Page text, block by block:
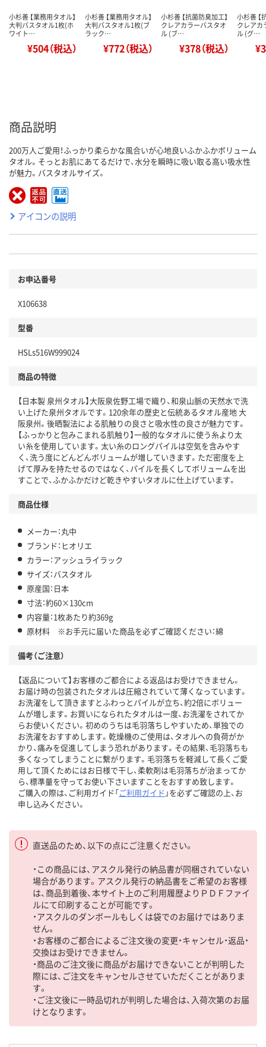
小杉善 【業務用タオル】
大判バスタオル1枚(ホ
ワイト…
¥504（税込）
小杉善 【業務用タオル】
大判バスタオル1枚(ブ
ラック…
¥772（税込）
小杉善 【抗菌防臭加工】
クレアカラーバスタオ
ル (ブ…
¥378（税込）
小杉善 【
クレアカ
ル (グ…
商品説明
200万人ご愛用！ふっかり柔らかな風合いが心地良いふかふかボリューム
タオル。そっとお肌にあてるだけで、水分を瞬時に吸い取る高い吸水性
が魅力。バスタオルサイズ。
アイコンの説明
お申込番号
X106638
型番
HSLs516W999024
商品の特徴
【日本製 泉州タオル】大阪泉佐野工場で織り、和泉山脈の天然水で洗
い上げた泉州タオルです。120余年の歴史と伝統あるタオル産地 大
阪泉州。後晒製法による肌触りの良さと吸水性の良さが魅力です。
【ふっかりと包みこまれる肌触り】一般的なタオルに使う糸より太
い糸を使用しています。太い糸のロングパイルは空気を含みやす
く、洗う度にどんどんボリュームが増していきます。ただ密度を上
げて厚みを持たせるのではなく、パイルを長くしてボリュームを出
すことで、ふかふかだけど乾きやすいタオルに仕上げています。
商品仕様
メーカー：丸中
ブランド：ヒオリエ
カラー：アッシュライラック
サイズ：バスタオル
原産国：日本
寸法：約60×130cm
内容量：1枚あたり約369g
原材料 ※お手元に届いた商品を必ずご確認ください：綿
備考（ご注意）
【返品について】お客様のご都合による返品はお受けできません。
お届け時の包装されたタオルは圧縮されていて薄くなっています。
お洗濯をして頂きますとふわっとパイルが立ち、約2倍にボリュー
ムが増します。お買いになられたタオルは一度、お洗濯をされてか
らお使いください。初めのうちは毛羽落ちしやすいため、単独での
お洗濯をおすすめします。乾燥機のご使用は、タオルへの負荷がか
かり、痛みを促進してしまう恐れがあります。その結果、毛羽落ちも
多くなってしまうことに繋がります。毛羽落ちを軽減して長くご愛
用して頂くためにはお日様で干し、柔軟剤は毛羽落ちが治まってか
ら、標準量を守ってお使い下さいますことをおすすめ致します。
ご購入の際は、ご利用ガイド「ご利用ガイド 」を必ずご確認の上、お
申し込みください。
直送品のため、以下の点にご注意ください。
・この商品には、アスクル発行の納品書が同梱されていない
場合があります。アスクル発行の納品書をご希望のお客様
は、商品到着後、本サイト上のご利用履歴よりＰＤＦファイ
ルにて印刷することが可能です。
・アスクルのダンボールもしくは袋でのお届けではありま
せん。
・お客様のご都合によるご注文後の変更・キャンセル・返品・
交換はお受けできません。
・商品のご注文後に商品がお届けできないことが判明した
際には、ご注文をキャンセルさせていただくことがありま
す。
・ご注文後に一時品切れが判明した場合は、入荷次第のお届
けとなります。